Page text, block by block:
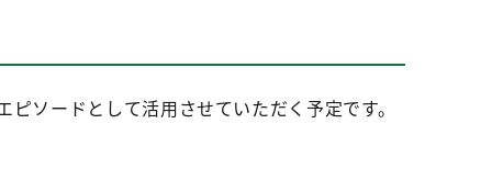
ソードとして活用させていただく予定です。